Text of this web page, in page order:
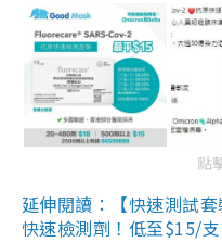
點
延伸閱讀：【快速測試
快速檢測劑！低至$15/